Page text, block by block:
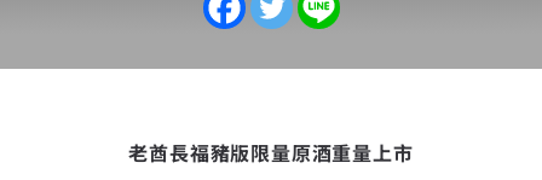
老酋長福豬版限量原酒重量上市